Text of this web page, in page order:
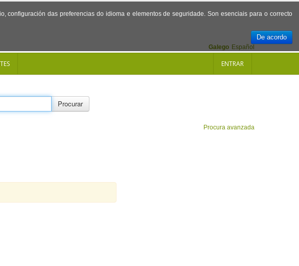
das preferencias do idioma e elementos de seguridade. Son esenciais para o correcto
De acordo
Español
Galego
ENTRAR
Procurar
Procura avanzada